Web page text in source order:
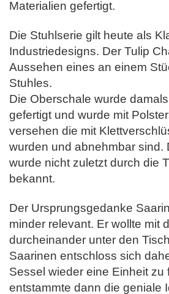
Materialien gefertigt.
Die Stuhlserie gilt heute als
Industriedesigns. Der Tulip
Aussehen eines an einem
Stuhles.
Die Oberschale wurde
gefertigt und wurde mit
versehen die mit
wurden und abnehmbar sind.
wurde nicht zuletzt durch die
bekannt.
Der Ursprungsgedanke
minder relevant. Er wollte mit
durcheinander unter den
Saarinen entschloss sich
Sessel wieder eine Einheit zu
entstammte dann die geniale